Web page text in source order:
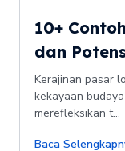
10+
dan
Kerajinan pasar
kekayaan
merefleksikan t...
Baca